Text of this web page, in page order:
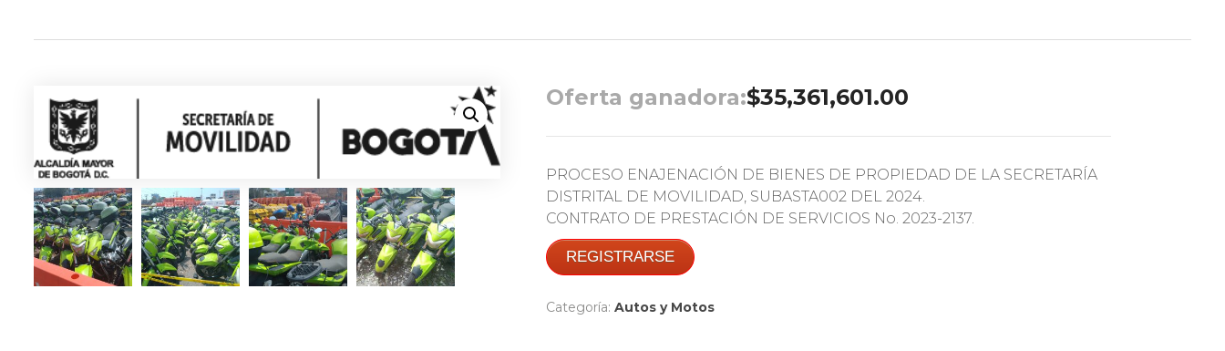
Oferta ganadora:$35,361,601.00
PROCESO ENAJENACIÓN DE BIENES DE PROPIEDAD DE LA SECRETARÍA
DISTRITAL DE MOVILIDAD, SUBASTA002 DEL 2024.
CONTRATO DE PRESTACIÓN DE SERVICIOS No. 2023-2137.
REGISTRARSE
Categoría: Autos y Motos